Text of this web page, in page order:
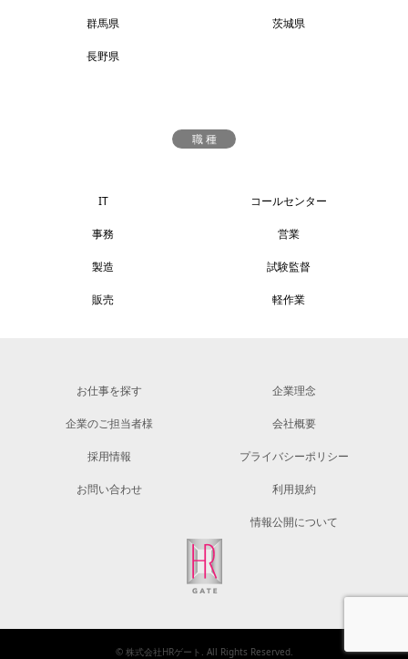
群馬県 茨城県
長野県
職 種
IT コールセンター
事務 営業
製造 試験監督
販売 軽作業
お仕事を探す
企業のご担当者様
採用情報
お問い合わせ
企業理念
会社概要
プライバシーポリシー
利用規約
情報公開について
© 株式会社HRゲート . All Rights Reserved.